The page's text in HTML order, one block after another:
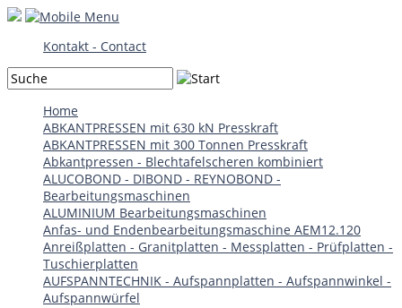
Kontakt - Contact
Home
ABKANTPRESSEN mit 630 kN Presskraft
ABKANTPRESSEN mit 300 Tonnen Presskraft
Abkantpressen - Blechtafelscheren kombiniert
ALUCOBOND - DIBOND - REYNOBOND -
Bearbeitungsmaschinen
ALUMINIUM Bearbeitungsmaschinen
Anfas- und Endenbearbeitungsmaschine AEM12.120
Anreißplatten - Granitplatten - Messplatten - Prüfplatten -
Tuschierplatten
AUFSPANNTECHNIK - Aufspannplatten - Aufspannwinkel -
Aufspannwürfel